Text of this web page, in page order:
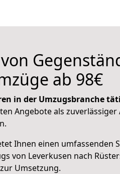
ab 98€
in der Umzugsbranche
Angebote als zuverlässiger
Ihnen einen umfassenden
von Leverkusen nach
Umsetzung.